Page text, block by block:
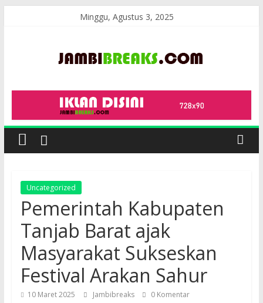
Minggu, Agustus 3, 2025
JambiBreaks
Uncategorized
Pemerintah Kabupaten
Tanjab Barat ajak
Masyarakat Sukseskan
Festival Arakan Sahur
10 Maret 2025 Jambibreaks 0 Komentar